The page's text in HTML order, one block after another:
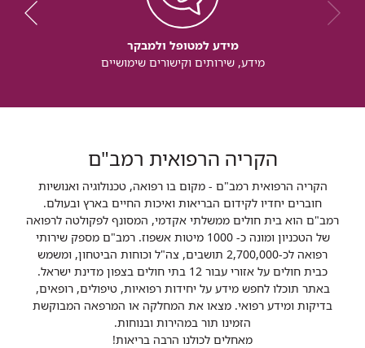
מידע למטופל ולמבקר
מידע, שירותים וקישורים שימושיים
הקריה הרפואית רמב"ם
הקריה הרפואית רמב"ם - מקום בו רפואה, טכנולוגיה ואנושיות
חוברים יחדיו לקידום הבריאות ואיכות החיים בארץ ובעולם.
רמב"ם הוא בית חולים ממשלתי אקדמי, המסונף לפקולטה לרפואה
של הטכניון ומונה כ- 1000 מיטות אשפוז. רמב"ם מספק שירותי
רפואה לכ-2,700,000 תושבים, צה"ל וכוחות הביטחון, ומשמש
כבית חולים על אזורי עבור 12 בתי חולים בצפון מדינת ישראל.
באתר תוכלו לחפש מידע על יחידות רפואיות, טיפולים, רופאים,
בדיקות ומידע רפואי. מצאו את המחלקה או המרפאה המבוקשת
הזמינו תור במהירות ובנוחות.
מאחלים לכולנו הרבה בריאות!